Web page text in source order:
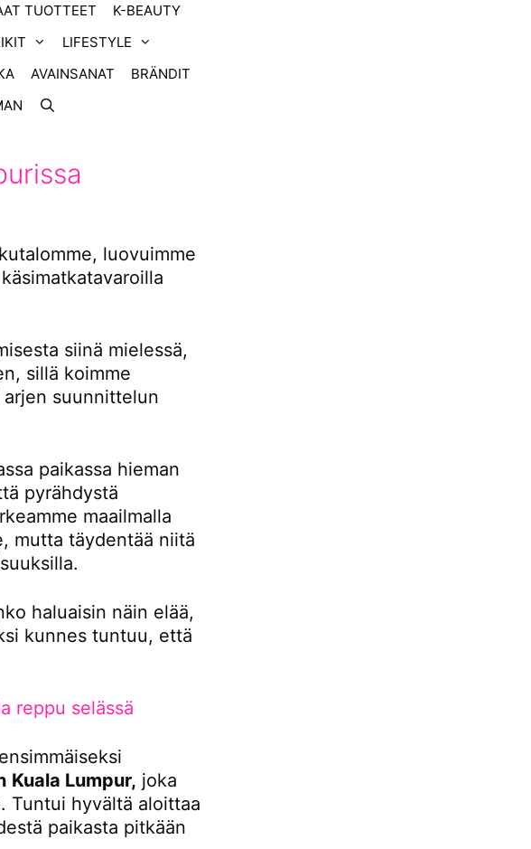
TUOTTEET
K-BEAUTY
LIFESTYLE
AVAINSANAT
BRÄNDIT
luovuimme
siinä mielessä,
sillä koimme
suunnittelun
paikassa hieman
pyrähdystä
maailmalla
mutta täydentää niitä
haluaisin näin elää,
kunnes tuntuu, että
reppu selässä
Kuala Lumpur, joka
Tuntui hyvältä aloittaa
paikasta pitkään